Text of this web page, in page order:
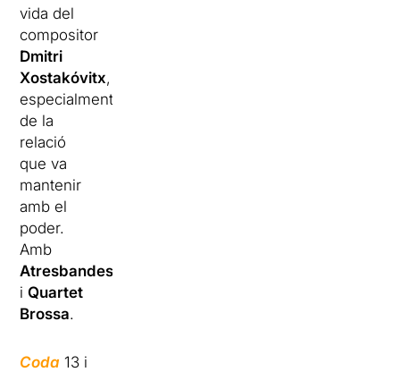
vida del
compositor
Dmitri
Xostakóvitx,
especialment
de la
relació
que va
mantenir
amb el
poder.
Amb
Atresbandes
iQuartet
Brossa.
Coda 13 i